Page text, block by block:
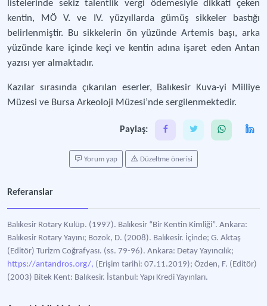
listelerinde sekiz talentlik vergi ödemesiyle dikkati çeken
kentin, MÖ V. ve IV. yüzyıllarda gümüş sikkeler bastığı
belirlenmiştir. Bu sikkelerin ön yüzünde Artemis başı, arka
yüzünde kare içinde keçi ve kentin adına işaret eden Antan
yazısı yer almaktadır.
Kazılar sırasında çıkarılan eserler, Balıkesir Kuva-yi Milliye
Müzesi ve Bursa Arkeoloji Müzesi’nde sergilenmektedir.
Paylaş:
Yorum yap Düzeltme önerisi
Referanslar
Balıkesir Rotary Kulüp. (1997). Balıkesir “Bir Kentin Kimliği”. Ankara:
Balıkesir Rotary Yayını; Bozok, D. (2008). Balıkesir. İçinde; G. Aktaş
(Editör) Turizm Coğrafyası. (ss. 79-96). Ankara: Detay Yayıncılık;
https://antandros.org/, (Erişim tarihi: 07.11.2019); Özden, F. (Editör)
(2003) Bitek Kent: Balıkesir. İstanbul: Yapı Kredi Yayınları.